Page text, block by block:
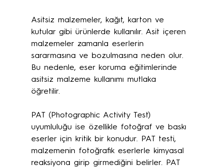
Asitsiz malzemeler, kağıt, karton ve
kutular gibi ürünlerde kullanılır. Asit içeren
malzemeler zamanla eserlerin
sararmasına ve bozulmasına neden olur.
Bu nedenle, eser koruma eğitimlerinde
asitsiz malzeme kullanımı mutlaka
öğretilir.
PAT (Photographic Activity Test)
uyumluluğu ise özellikle fotoğraf ve baskı
eserler için kritik bir konudur. PAT testi,
malzemenin fotoğrafik eserlerle kimyasal
reaksiyona girip girmediğini belirler. PAT